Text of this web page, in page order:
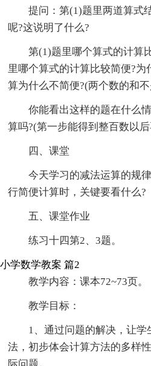
提问：第(1)题里两道算式
呢?这说明了什么?
第(1)题里哪个算式的计算
里哪个算式的计算比较简便?为
算为什么不简便?(两个数的和
你能看出这样的题在什么
算吗?(第一步能得到整百数以
四、课堂
今天学习的减法运算的规
行简便计算时，关键要看什么?
五、课堂作业
练习十四第2、3题。
小学数学教案 篇2
教学内容：课本72~73页。
教学目标：
1、通过问题的解决，让学
法，初步体会计算方法的多样